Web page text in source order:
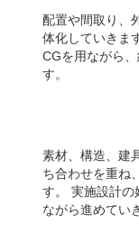
配置や間取り、
体化していきま
CGを用ながら
す。
素材、構造、建
ち合わせを重ね
す。 実施設計の
ながら進めてい